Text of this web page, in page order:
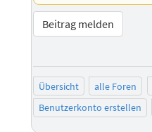
Beitrag melden
Übersicht alle Foren
Benutzerkonto erstellen